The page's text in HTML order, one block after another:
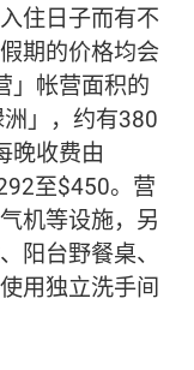
住日子而有不
期的价格均会
」帐营面积的
」，约有380
晚收费由
至$450。营
机等设施，另
阳台野餐桌、
用独立洗手间